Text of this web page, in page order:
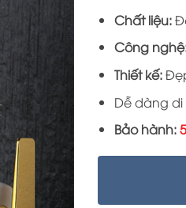
Chất liệu:
Công
Thiết kế:
Dễ dàng
Bảo hành: